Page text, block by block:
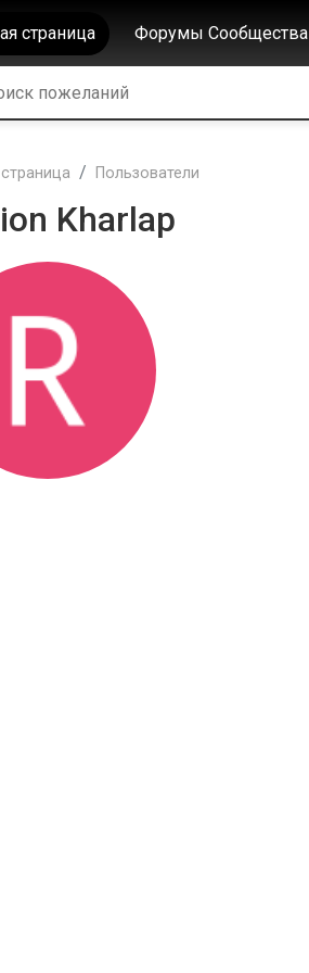
страница Форумы Сообщества
Пользователи
Kharlap